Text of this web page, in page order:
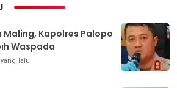
Kapolres Palopo
Waspada
lalu